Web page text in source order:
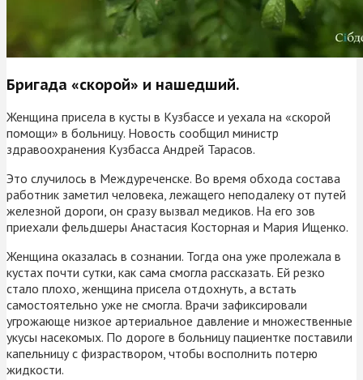
Бригада «скорой» и нашедший.
Женщина присела в кусты в Кузбассе и уехала на «скорой
помощи» в больницу. Новость сообщил министр
здравоохранения Кузбасса Андрей Тарасов.
Это случилось в Междуреченске. Во время обхода состава
работник заметил человека, лежащего неподалеку от путей
железной дороги, он сразу вызвал медиков. На его зов
приехали фельдшеры Анастасия Косторная и Мария Ищенко.
Женщина оказалась в сознании. Тогда она уже пролежала в
кустах почти сутки, как сама смогла рассказать. Ей резко
стало плохо, женщина присела отдохнуть, а встать
самостоятельно уже не смогла. Врачи зафиксировали
угрожающе низкое артериальное давление и множественные
укусы насекомых. По дороге в больницу пациентке поставили
капельницу с физраствором, чтобы восполнить потерю
жидкости.